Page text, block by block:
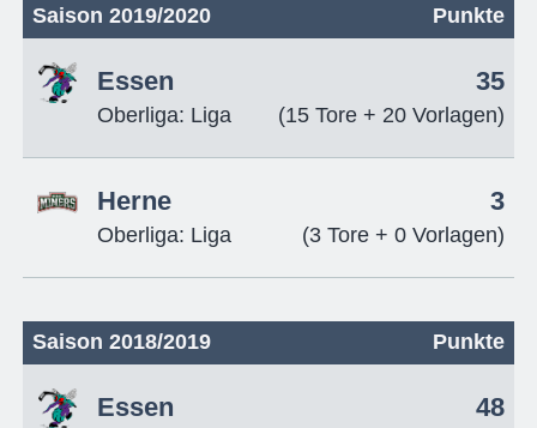
Saison 2019/2020 Punkte
Essen
Oberliga: Liga
35
(15 Tore + 20 Vorlagen)
Herne
Oberliga: Liga
3
(3 Tore + 0 Vorlagen)
Saison 2018/2019 Punkte
Essen 48